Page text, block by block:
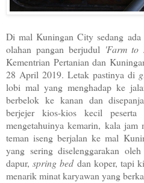
Di mal Kuningan City sedang ada
olahan pangan berjudul 'Farm to
Kementrian Pertanian dan
28 April 2019. Letak pastinya di
lobi mal yang menghadap ke
berbelok ke kanan dan
berjejer kios-kios kecil
mengetahuinya kemarin, kala jam
teman iseng berjalan ke mal
yang sering diselenggarakan
dapur,spring beddan koper, tapi
menarik minat karyawan yang